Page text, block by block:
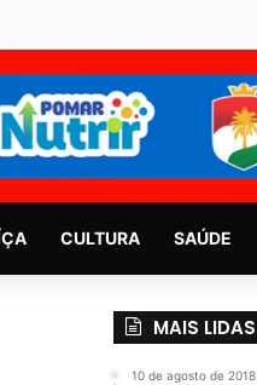
CULTURA SAÚDE
MAIS LIDAS
10 de agosto de 2018